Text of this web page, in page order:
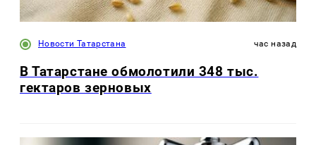
Новости Татарстана час назад
В Татарстане обмолотили 348 тыс.
гектаров зерновых